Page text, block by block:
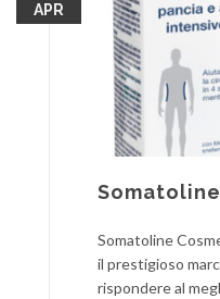
APR
Somatoline
il prestigioso
rispondere al